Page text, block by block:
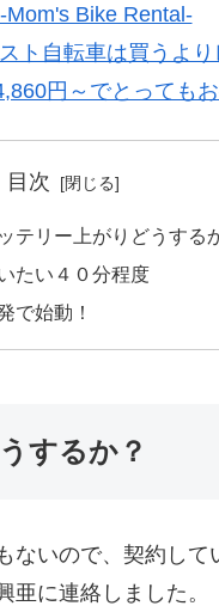
Mom's Bike Rental-
ト自転車は買うよ
円～でとってもお
目次
テリー上がりどうする
たい４０分程度
で始動！
するか？
ないので、契約し
に連絡しました。